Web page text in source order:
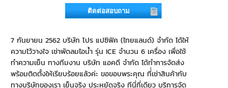
7 กันยายน 2562 บริษัท โปร แปซิฟิค (ไทยแลนด์) จำกัด ได้ให้
ความไว้วางใจ เช่าพัดลมไอน้ำ รุ่น ICE จำนวน 6 เครื่อง เพื่อใช้
ทำความเย็น ทางทีมงาน บริษัท แอคดี จำกัด ได้ทำการจัดส่ง
พร้อมติดตั้งให้เรียบร้อยแล้วค่ะ ขอขอบพระคุณ ที่่เช่าสินค้ากับ
ทางบริษัทของเรา เย็นจริง ประหยัดจริง ทีนี่ที่เดียว บริการจัด